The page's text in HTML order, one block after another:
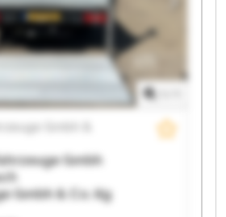
Nutzfahrzeuge Gmbh & Co. Kg
Gmbh & Co. Kg Teusch
& Co. Kg Teusch Nutzfahrzeuge
Nutzfahrzeuge Gmbh & Co. Kg
Gmbh &
Gmbh
Gmbh & Co. Kg